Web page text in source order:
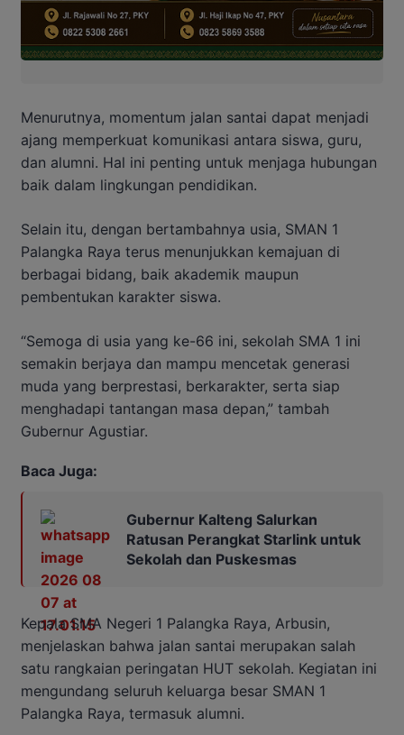
Menurutnya, momentum jalan santai dapat menjadi
ajang memperkuat komunikasi antara siswa, guru,
dan alumni. Hal ini penting untuk menjaga hubungan
baik dalam lingkungan pendidikan.
Selain itu, dengan bertambahnya usia, SMAN 1
Palangka Raya terus menunjukkan kemajuan di
berbagai bidang, baik akademik maupun
pembentukan karakter siswa.
“Semoga di usia yang ke-66 ini, sekolah SMA 1 ini
semakin berjaya dan mampu mencetak generasi
muda yang berprestasi, berkarakter, serta siap
menghadapi tantangan masa depan,” tambah
Gubernur Agustiar.
Baca Juga:
Gubernur Kalteng Salurkan
Ratusan Perangkat Starlink untuk
Sekolah dan Puskesmas
Kepala SMA Negeri 1 Palangka Raya, Arbusin,
menjelaskan bahwa jalan santai merupakan salah
satu rangkaian peringatan HUT sekolah. Kegiatan ini
mengundang seluruh keluarga besar SMAN 1
Palangka Raya, termasuk alumni.